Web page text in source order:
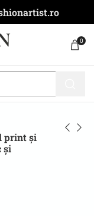
0
print și
și